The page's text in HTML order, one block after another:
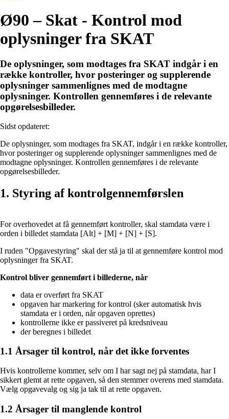
Ø90 – Skat - Kontrol mod
oplysninger fra SKAT
De oplysninger, som modtages fra SKAT indgår i en
række kontroller, hvor posteringer og supplerende
oplysninger sammenlignes med de modtagne
oplysninger. Kontrollen gennemføres i de relevante
opgørelsesbilleder.
Sidst opdateret:
De oplysninger, som modtages fra SKAT, indgår i en række kontroller,
hvor posteringer og supplerende oplysninger sammenlignes med de
modtagne oplysninger. Kontrollen gennemføres i de relevante
opgørelsesbilleder.
1. Styring af kontrolgennemførslen
For overhovedet at få gennemført kontroller, skal stamdata være i
orden i billedet stamdata [Alt] + [M] + [N] + [S].
I ruden "Opgavestyring" skal der stå ja til at gennemføre kontrol mod
oplysninger fra SKAT.
Kontrol bliver gennemført i billederne, når
data er overført fra SKAT
opgaven har markering for kontrol (sker automatisk hvis
stamdata er i orden, når opgaven oprettes)
kontrollerne ikke er passiveret på kredsniveau
der beregnes i billedet
1.1 Årsager til kontrol, når det ikke forventes
Hvis kontrollerne kommer, selv om I har sagt nej på stamdata, har I
sikkert glemt at rette opgaven, så den stemmer overens med stamdata.
Vælg opgavevalg og sig ja tak til at rette opgaven.
1.2 Årsager til manglende kontrol